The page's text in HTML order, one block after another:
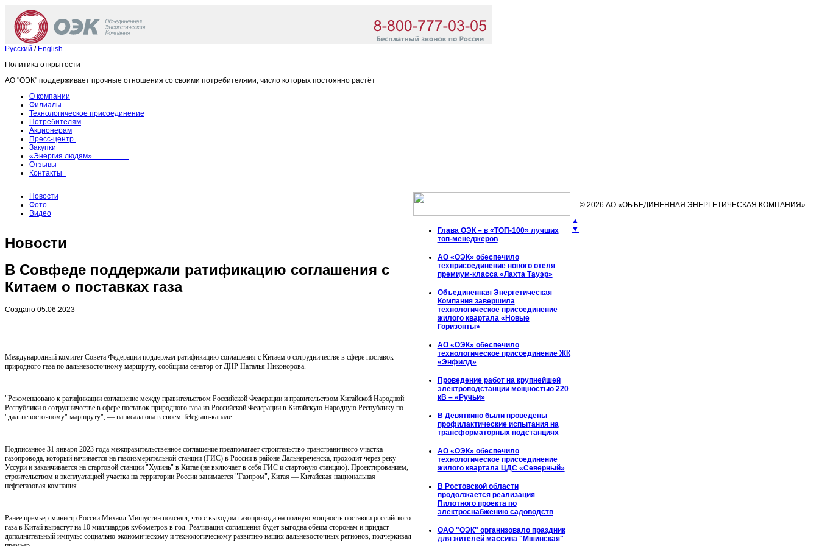
Русский / English
Политика открытости
АО "ОЭК" поддерживает прочные отношения со своими потребителями, число которых постоянно растёт
О компании
Филиалы
Технологическое присоединение
Потребителям
Акционерам
Пресс-центр
Закупки
«Энергия людям»
Отзывы
Контакты
Новости
Фото
Видео
Новости
В Совфеде поддержали ратификацию соглашения с
Китаем о поставках газа
Создано 05.06.2023
Международный комитет Совета Федерации поддержал ратификацию соглашения с Китаем о сотрудничестве в сфере поставок
природного газа по дальневосточному маршруту, сообщила сенатор от ДНР Наталья Никонорова.
"Рекомендовано к ратификации соглашение между правительством Российской Федерации и правительством Китайской Народной
Республики о сотрудничестве в сфере поставок природного газа из Российской Федерации в Китайскую Народную Республику по
"дальневосточному" маршруту", — написала она в своем Telegram-канале.
Подписанное 31 января 2023 года межправительственное соглашение предполагает строительство трансграничного участка
газопровода, который начинается на газоизмерительной станции (ГИС) в России в районе Дальнереченска, проходит через реку
Уссури и заканчивается на стартовой станции "Хулинь" в Китае (не включает в себя ГИС и стартовую станцию). Проектированием,
строительством и эксплуатацией участка на территории России занимается "Газпром", Китая — Китайская национальная
нефтегазовая компания.
Ранее премьер-министр России Михаил Мишустин пояснял, что с выходом газопровода на полную мощность поставки российского
газа в Китай вырастут на 10 миллиардов кубометров в год. Реализация соглашения будет выгодна обеим сторонам и придаст
дополнительный импульс социально-экономическому и технологическому развитию наших дальневосточных регионов, подчеркивал
Глава ОЭК – в «ТОП-100» лучших
топ-менеджеров
АО «ОЭК» обеспечило
техприсоединение нового отеля
премиум-класса «Лахта Тауэр»
Объединенная Энергетическая
Компания завершила
технологическое присоединение
жилого квартала «Новые
Горизонты»
АО «ОЭК» обеспечило
технологическое присоединение ЖК
«Энфилд»
Проведение работ на крупнейшей
электроподстанции мощностью 220
кВ – «Ручьи»
В Девяткино были проведены
профилактические испытания на
трансформаторных подстанциях
АО «ОЭК» обеспечило
технологическое присоединение
жилого квартала ЦДС «Северный»
В Ростовской области
продолжается реализация
Пилотного проекта по
электроснабжению садоводств
ОАО "ОЭК" организовало праздник
для жителей массива "Мшинская"
© 2026 АО «ОБЪЕДИНЕННАЯ ЭНЕРГЕТИЧЕСКАЯ КОМПАНИЯ»
▲
▼